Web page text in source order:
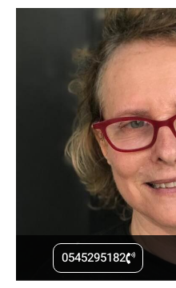
0545295182